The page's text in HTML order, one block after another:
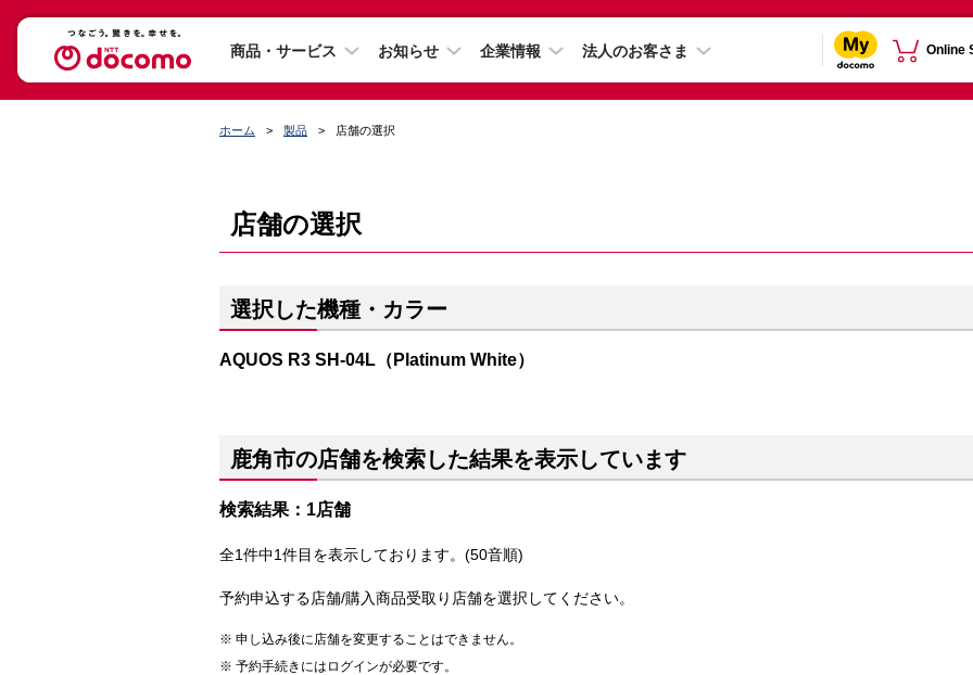
商品・サービス お知らせ 企業情報 法人のお客さま Online
ホーム 製品 店舗の選択
店舗の選択
選択した機種・カラー
AQUOS R3 SH-04L（Platinum White）
鹿角市の店舗を検索した結果を表示しています
検索結果：1店舗
全1件中1件目を表示しております。(50音順)
予約申込する店舗/購入商品受取り店舗を選択してください。
申し込み後に店舗を変更することはできません。
予約手続きにはログインが必要です。